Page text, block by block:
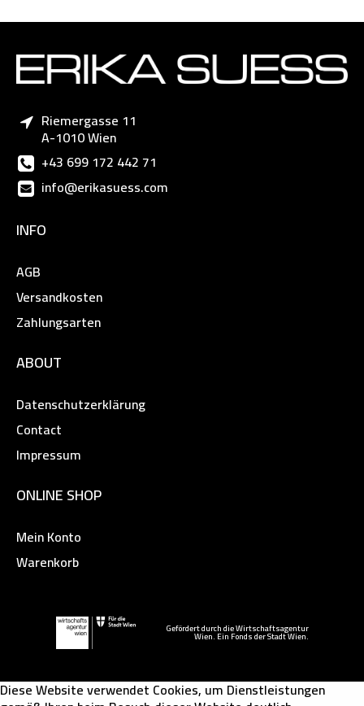
Riemergasse 11
A-1010 Wien
+43 699 172 442 71
info@erikasuess.com
INFO
AGB
Versandkosten
Zahlungsarten
ABOUT
Datenschutzerklärung
Contact
Impressum
ONLINE SHOP
Mein Konto
Warenkorb
Gefördert durch die Wirtschaftsagentur
Wien. Ein Fonds der Stadt Wien.
Diese Website verwendet Cookies, um Dienstleistungen